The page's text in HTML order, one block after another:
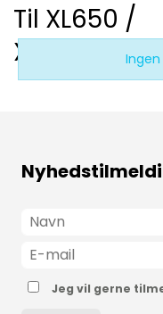
Til XL650 /
XL750
Jeg vil gerne